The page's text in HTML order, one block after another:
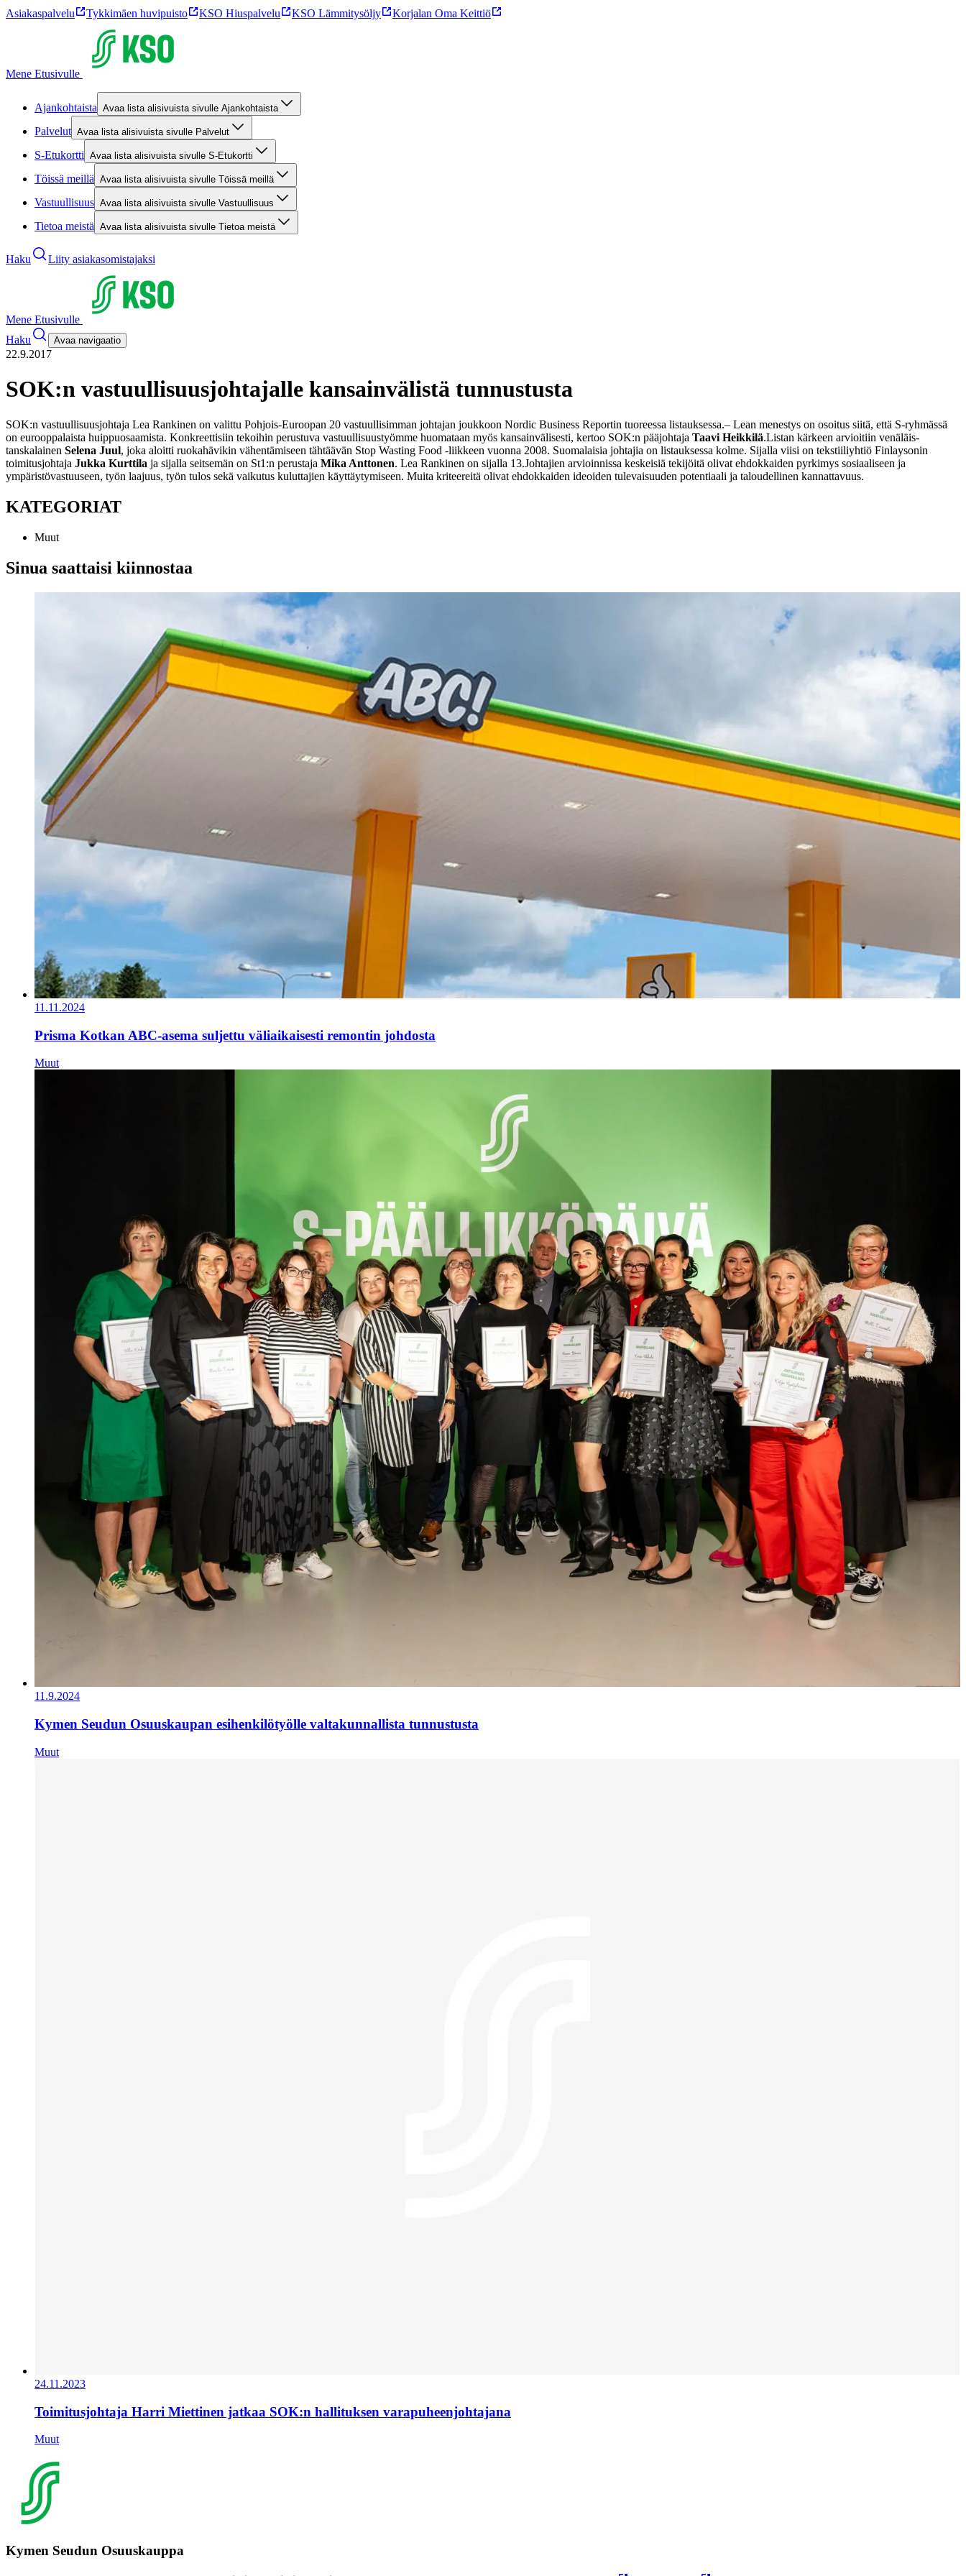
Asiakaspalvelu Tykkimäen huvipuisto KSO Hiuspalvelu KSO Lämmitysöljy Korjalan Oma Keittiö
Mene Etusivulle
Ajankohtaista Avaa lista alisivuista sivulle Ajankohtaista
Palvelut Avaa lista alisivuista sivulle Palvelut
S-Etukortti Avaa lista alisivuista sivulle S-Etukortti
Töissä meillä Avaa lista alisivuista sivulle Töissä meillä
Vastuullisuus Avaa lista alisivuista sivulle Vastuullisuus
Tietoa meistä Avaa lista alisivuista sivulle Tietoa meistä
Haku Liity asiakasomistajaksi
Mene Etusivulle
Haku
Avaa navigaatio
22.9.2017
SOK:n vastuullisuusjohtajalle kansainvälistä tunnustusta
SOK:n vastuullisuusjohtaja Lea Rankinen on valittu Pohjois-Euroopan 20 vastuullisimman johtajan joukkoon Nordic Business Reportin tuoreessa listauksessa.– Lean menestys on osoitus siitä, että S-ryhmässä
on eurooppalaista huippuosaamista. Konkreettisiin tekoihin perustuva vastuullisuustyömme huomataan myös kansainvälisesti, kertoo SOK:n pääjohtaja Taavi Heikkilä.Listan kärkeen arvioitiin venäläis-
tanskalainen Selena Juul, joka aloitti ruokahävikin vähentämiseen tähtäävän Stop Wasting Food -liikkeen vuonna 2008. Suomalaisia johtajia on listauksessa kolme. Sijalla viisi on tekstiiliyhtiö Finlaysonin
toimitusjohtaja Jukka Kurttila ja sijalla seitsemän on St1:n perustaja Mika Anttonen. Lea Rankinen on sijalla 13.Johtajien arvioinnissa keskeisiä tekijöitä olivat ehdokkaiden pyrkimys sosiaaliseen ja
ympäristövastuuseen, työn laajuus, työn tulos sekä vaikutus kuluttajien käyttäytymiseen. Muita kriteereitä olivat ehdokkaiden ideoiden tulevaisuuden potentiaali ja taloudellinen kannattavuus.
KATEGORIAT
Muut
Sinua saattaisi kiinnostaa
11.11.2024
Prisma Kotkan ABC-asema suljettu väliaikaisesti remontin johdosta
Muut
11.9.2024
Kymen Seudun Osuuskaupan esihenkilötyölle valtakunnallista tunnustusta
Muut
24.11.2023
Toimitusjohtaja Harri Miettinen jatkaa SOK:n hallituksen varapuheenjohtajana
Muut
Kymen Seudun Osuuskauppa